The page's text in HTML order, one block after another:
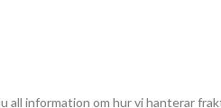
information om hur vi hanterar